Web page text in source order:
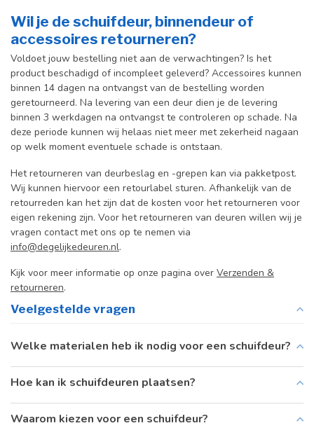
Wil je de schuifdeur, binnendeur of
accessoires retourneren?
Voldoet jouw bestelling niet aan de verwachtingen? Is het
product beschadigd of incompleet geleverd? Accessoires kunnen
binnen 14 dagen na ontvangst van de bestelling worden
geretourneerd. Na levering van een deur dien je de levering
binnen 3 werkdagen na ontvangst te controleren op schade. Na
deze periode kunnen wij helaas niet meer met zekerheid nagaan
op welk moment eventuele schade is ontstaan.
Het retourneren van deurbeslag en -grepen kan via pakketpost.
Wij kunnen hiervoor een retourlabel sturen. Afhankelijk van de
retourreden kan het zijn dat de kosten voor het retourneren voor
eigen rekening zijn. Voor het retourneren van deuren willen wij je
vragen contact met ons op te nemen via
info@degelijkedeuren.nl.
Kijk voor meer informatie op onze pagina over Verzenden &
retourneren.
Veelgestelde vragen
Welke materialen heb ik nodig voor een schuifdeur?
Hoe kan ik schuifdeuren plaatsen?
Waarom kiezen voor een schuifdeur?